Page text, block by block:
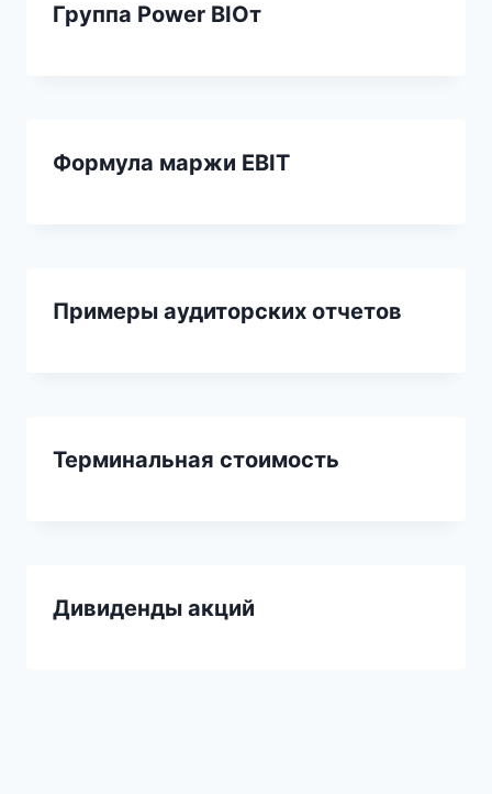
Группа Power BIОт
Формула маржи EBIT
Примеры аудиторских отчетов
Терминальная стоимость
Дивиденды акций